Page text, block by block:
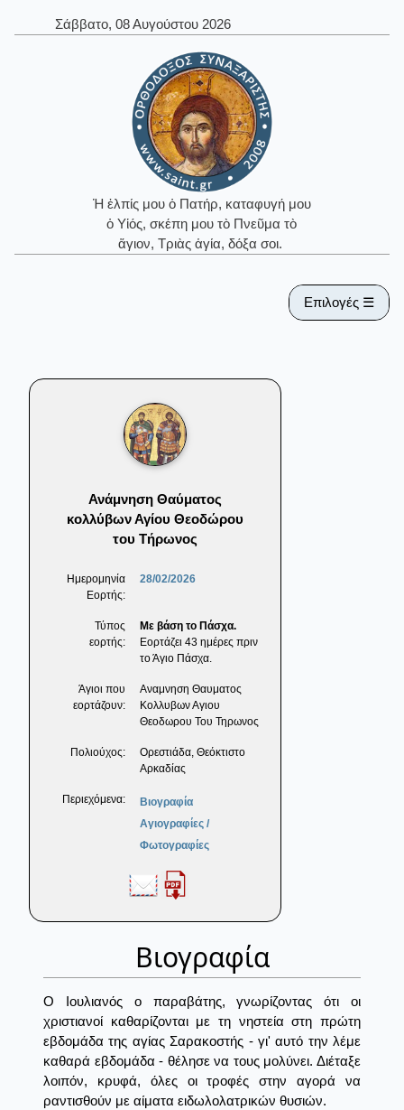
Σάββατο, 08 Αυγούστου 2026
Ἡ ἐλπίς μου ὁ Πατήρ, καταφυγή μου
ὁ Υἱός, σκέπη μου τὸ Πνεῦμα τὸ
ἅγιον, Τριὰς ἁγία, δόξα σοι.
Επιλογές ☰
Ανάμνηση Θαύματος
κολλύβων Αγίου Θεοδώρου
του Τήρωνος
Ημερομηνία
Εορτής:
28/02/2026
Τύπος
εορτής:
Με βάση το Πάσχα.
Εορτάζει 43 ημέρες πριν
το Άγιο Πάσχα.
Άγιοι που
εορτάζουν:
Αναμνηση Θαυματος
Κολλυβων Αγιου
Θεοδωρου Του Τηρωνος
Πολιούχος:
Ορεστιάδα, Θεόκτιστο
Αρκαδίας
Περιεχόμενα:
Βιογραφία
Αγιογραφίες /
Φωτογραφίες
Βιογραφία
Ο Ιουλιανός ο παραβάτης, γνωρίζοντας ότι οι
χριστιανοί καθαρίζονται με τη νηστεία στη πρώτη
εβδομάδα της αγίας Σαρακοστής - γι' αυτό την λέμε
καθαρά εβδομάδα - θέλησε να τους μολύνει. Διέταξε
λοιπόν, κρυφά, όλες οι τροφές στην αγορά να
ραντισθούν με αίματα ειδωλολατρικών θυσιών.